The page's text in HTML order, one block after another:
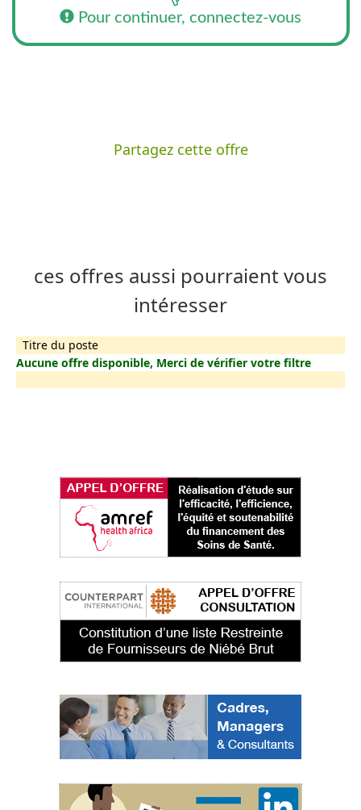
Pour continuer, connectez-vous
Partagez cette offre
ces offres aussi pourraient vous
intéresser
Titre du poste
Aucune offre disponible, Merci de vérifier votre filtre